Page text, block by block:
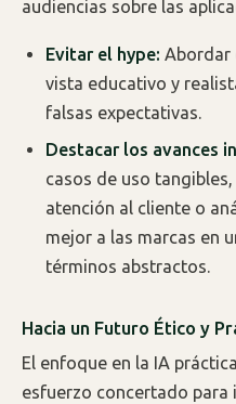
audiencias sobre las
Evitar el hype: Abordar
vista educativo y
falsas expectativas.
Destacar los avances
casos de uso
atención al cliente o
mejor a las marcas en
términos abstractos.
Hacia un Futuro Ético y
El enfoque en la IA
esfuerzo concertado